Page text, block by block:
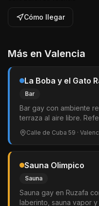
Cómo llegar
Más en Valencia
La Boba y el Gato
Bar
Bar gay con ambiente
terraza al aire libre.
Carmen. Abierto todo
algo por la noche.
Calle de Cuba 59 ·
Sauna Olimpico
Sauna
Sauna gay en Ruzafa
laberinto, sauna vapor